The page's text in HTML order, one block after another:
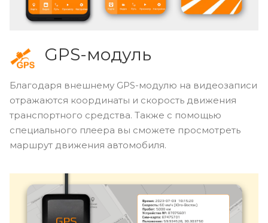
GPS-модуль
Благодаря внешнему GPS-модулю на видеозаписи
отражаются координаты и скорость движения
транспортного средства. Также с помощью
специального плеера вы сможете просмотреть
маршрут движения автомобиля.